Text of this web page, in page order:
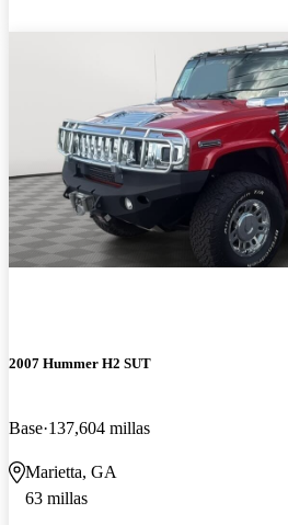
2007 Hummer H2 SUT
Base 137,604 millas
Marietta, GA
63 millas